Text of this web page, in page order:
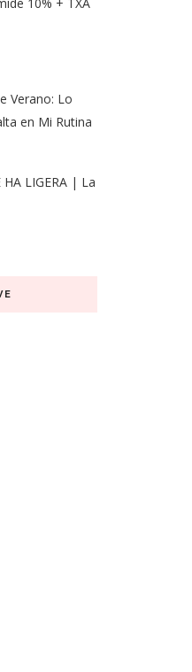
10% + TXA
Verano: Lo
en Mi Rutina
HA LIGERA | La